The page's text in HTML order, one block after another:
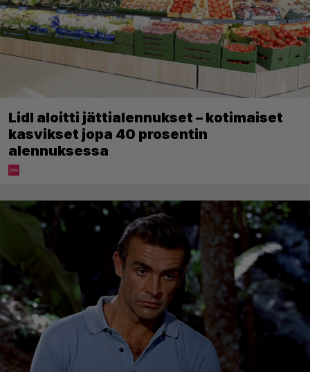
Lidl aloitti jättialennukset – kotimaiset
kasvikset jopa 40 prosentin
alennuksessa